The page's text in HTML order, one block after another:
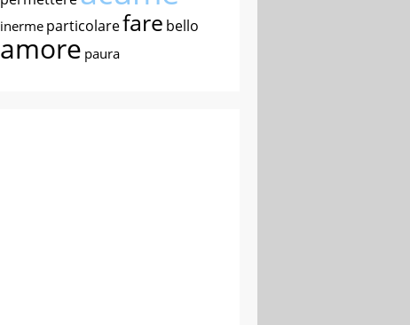
inerme particolarefare bello
amore paura